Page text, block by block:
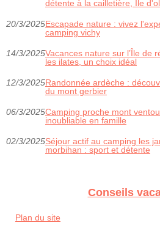
détente à la cailletière, Île
20/3/2025Escapade nature : vivez
camping vichy
14/3/2025Vacances nature sur l’Île de
les ilates, un choix idéal
12/3/2025Randonnée ardèche :
du mont gerbier
06/3/2025Camping proche mont
inoubliable en famille
02/3/2025Séjour actif au camping les
morbihan : sport et détente
Conseils
Plan du site